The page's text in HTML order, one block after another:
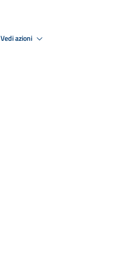
Vedi azioni